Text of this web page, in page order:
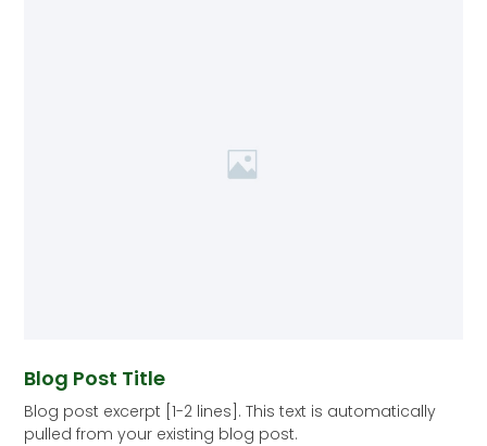
Blog Post Title
Blog post excerpt [1-2 lines]. This text is automatically
pulled from your existing blog post.